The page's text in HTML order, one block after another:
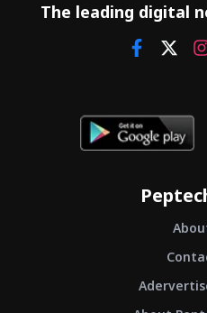
The leading digital